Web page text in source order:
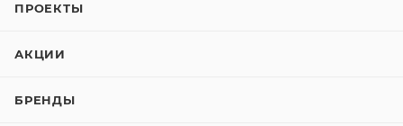
ПРОЕКТЫ
АКЦИИ
БРЕНДЫ